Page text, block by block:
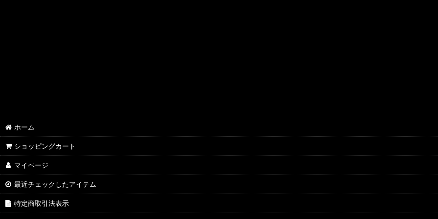
ホーム
ショッピングカート
マイページ
最近チェックしたアイテム
特定商取引法表示